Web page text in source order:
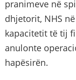
pranimeve në
dhjetorit, NHS
kapacitetit të tij
anulonte
hapësirën.